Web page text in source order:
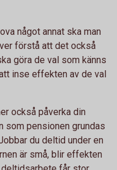
något annat ska man
förstå att det också
göra de val som känns
inse effekten av de val
också påverka din
som pensionen grundas
du deltid under en
är små, blir effekten